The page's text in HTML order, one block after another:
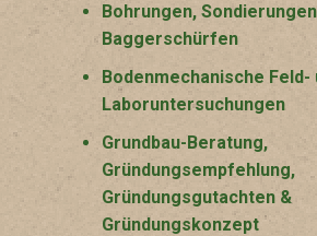
Bohrungen,
Baggerschürfen
Bodenmechanische Feld-
Laboruntersuchungen
Grundbau-Beratung,
Gründungsempfehlung,
Gründungsgutachten &
Gründungskonzept